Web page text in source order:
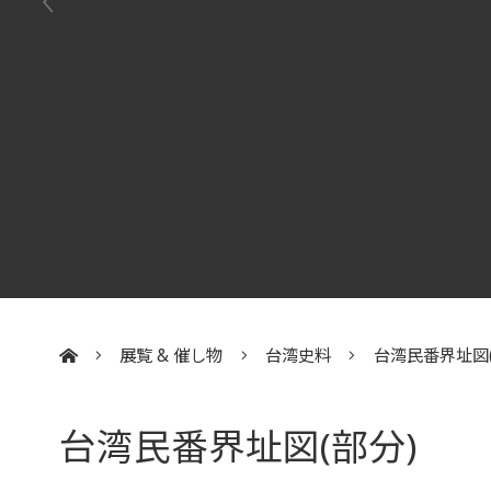
展覧 & 催し物 台湾史料 台湾民番界址
台湾民番界址図(部分)